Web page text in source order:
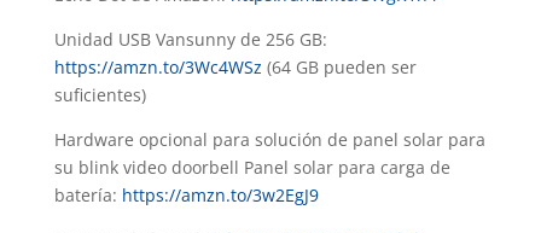
Unidad USB Vansunny de 256 GB:
https://amzn.to/3Wc4WSz (64 GB pueden ser
suficientes)
Hardware opcional para solución de panel solar para
su blink video doorbell Panel solar para carga de
batería: https://amzn.to/3w2EgJ9